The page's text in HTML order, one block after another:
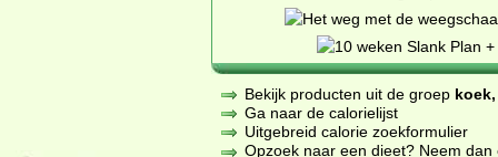
Bekijk producten uit de groep
Ga naar de calorielijst
Uitgebreid calorie zoekformulier
Opzoek naar een dieet? Neem